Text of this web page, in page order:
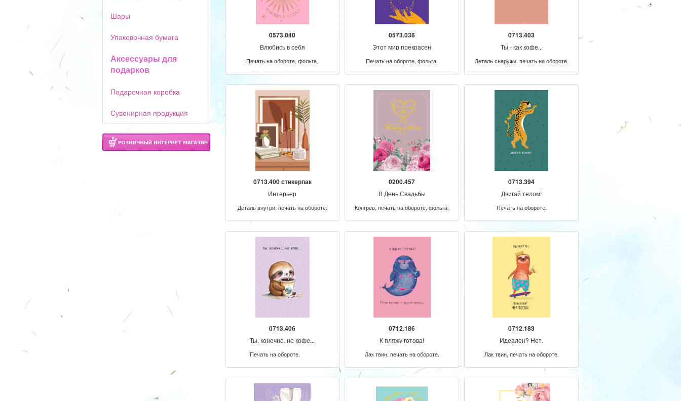
Шары
Упаковочная бумага
Аксессуары для
подарков
Подарочная коробка
Сувенирная продукция
0573.040
Влюбись в себя
Печать на обороте, фольга.
0573.038
Этот мир прекрасен
Печать на обороте, фольга.
0713.403
Ты - как кофе...
Деталь снаружи, печать на обороте.
0713.400 стикерпак
Интерьер
Деталь внутри, печать на обороте.
0200.457
В День Свадьбы
Конгрев, печать на обороте, фольга.
0713.394
Двигай телом!
Печать на обороте.
0713.406
Ты, конечно, не кофе...
Печать на обороте.
0712.186
К пляжу готова!
Лак твин, печать на обороте.
0712.183
Идеален? Нет.
Лак твин, печать на обороте.